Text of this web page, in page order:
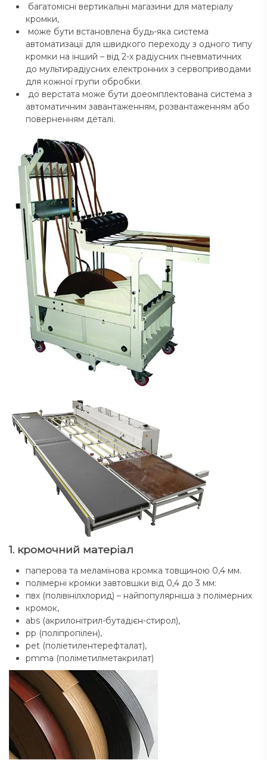
багатомісні вертикальні магазини для матеріалу
кромки,
може бути встановлена будь-яка система
автоматизації для швидкого переходу з одного типу
кромки на інший – від 2-х радіусних пневматичних
до мультирадіусних електронних з сервоприводами
для кожної групи обробки.
до верстата може бути доеомплектована система з
автоматичним завантаженням, розвантаженням або
поверненням деталі.
1. кромочний матеріал
паперова та меламінова кромка товщиною 0,4 мм.
полімерні кромки завтовшки від 0,4 до 3 мм:
пвх (полівінілхлорид) – найпопулярніша з полімерних
кромок,
abs (акрилонітрил-бутадієн-стирол),
pp (поліпропілен),
pet (поліетилентерефталат),
pmma (поліметилметакрилат)